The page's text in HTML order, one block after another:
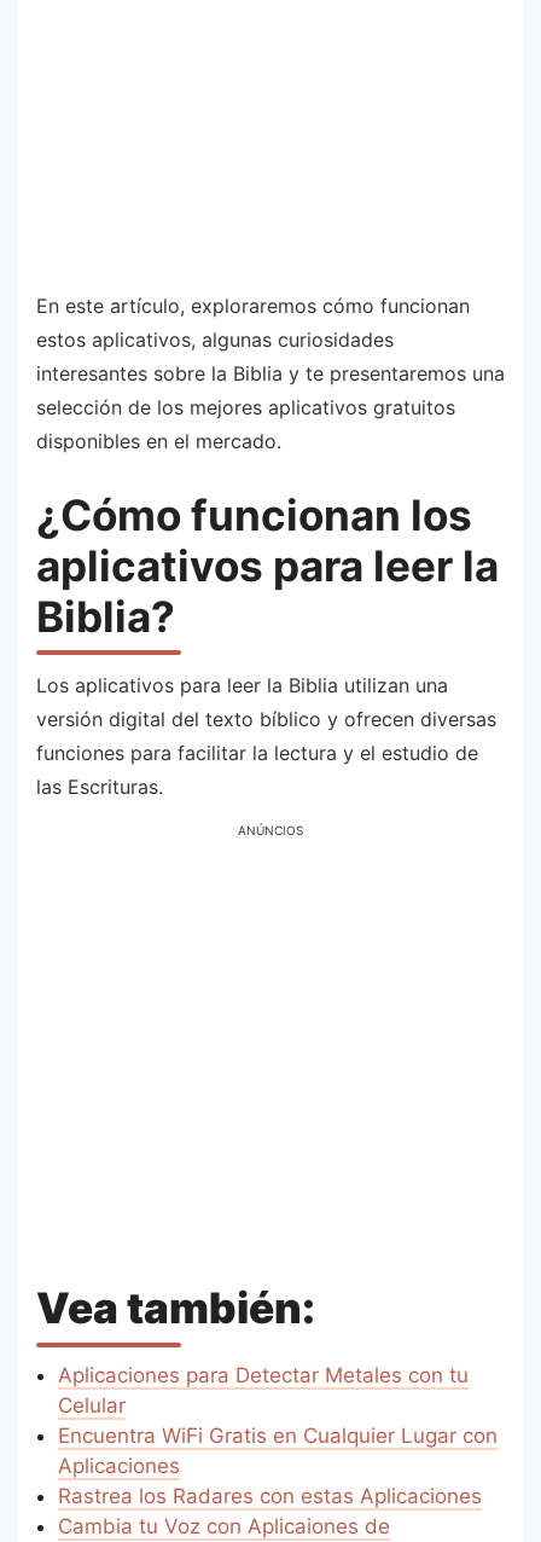
En este artículo, exploraremos cómo funcionan
estos aplicativos, algunas curiosidades
interesantes sobre la Biblia y te presentaremos una
selección de los mejores aplicativos gratuitos
disponibles en el mercado.
¿Cómo funcionan los
aplicativos para leer la
Biblia?
Los aplicativos para leer la Biblia utilizan una
versión digital del texto bíblico y ofrecen diversas
funciones para facilitar la lectura y el estudio de
las Escrituras.
ANÚNCIOS
Vea también:
Aplicaciones para Detectar Metales con tu
Celular
Encuentra WiFi Gratis en Cualquier Lugar con
Aplicaciones
Rastrea los Radares con estas Aplicaciones
Cambia tu Voz con Aplicaiones de